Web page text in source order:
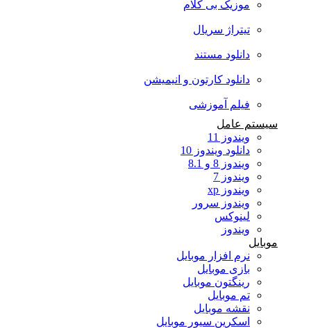
موزیک بی کلام
تیتراژ سریال
دانلود مستند
دانلود کارتون و انیمیشن
فیلم آموزشی
سیستم عامل
ویندوز 11
دانلود ویندوز 10
ویندوز 8 و 8.1
ویندوز 7
ویندوز xp
ویندوز سرور
لینوکس
ویندوز
موبایل
نرم افزار موبایل
بازی موبایل
رینگتون موبایل
تم موبایل
نقشه موبایل
اسکرین سیور موبایل